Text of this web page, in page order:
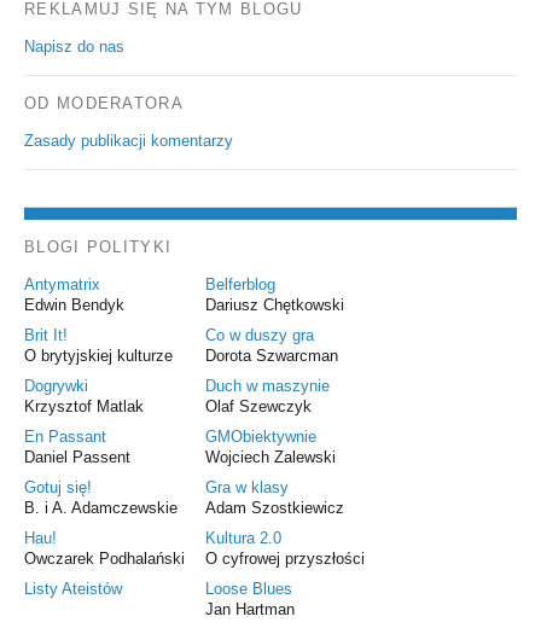
REKLAMUJ SIĘ NA TYM BLOGU
Napisz do nas
OD MODERATORA
Zasady publikacji komentarzy
BLOGI POLITYKI
Antymatrix
Edwin Bendyk
Belferblog
Dariusz Chętkowski
Brit It!
O brytyjskiej kulturze
Co w duszy gra
Dorota Szwarcman
Dogrywki
Krzysztof Matlak
Duch w maszynie
Olaf Szewczyk
En Passant
Daniel Passent
GMObiektywnie
Wojciech Zalewski
Gotuj się!
B. i A. Adamczewskie
Gra w klasy
Adam Szostkiewicz
Hau!
Owczarek Podhalański
Kultura 2.0
O cyfrowej przyszłości
Listy Ateistów
Loose Blues
Jan Hartman